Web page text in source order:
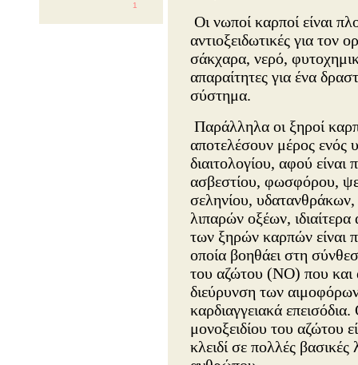
1
Οι νωποί καρποί είναι
αντιοξειδωτικές για τον
σάκχαρα, νερό,
απαραίτητες για ένα
σύστημα.
Παράλληλα οι ξηροί
αποτελέσουν μέρος ενός
διαιτολογίου, αφού είναι
ασβεστίου, φωσφόρου,
σεληνίου,
λιπαρών οξέων, ιδιαίτερα
των ξηρών καρπών είναι
οποία βοηθάει στη
του αζώτου (ΝΟ) που και
διεύρυνση των
καρδιαγγειακά
μονοξειδίου του αζώτου
κλειδί σε πολλές βασικές